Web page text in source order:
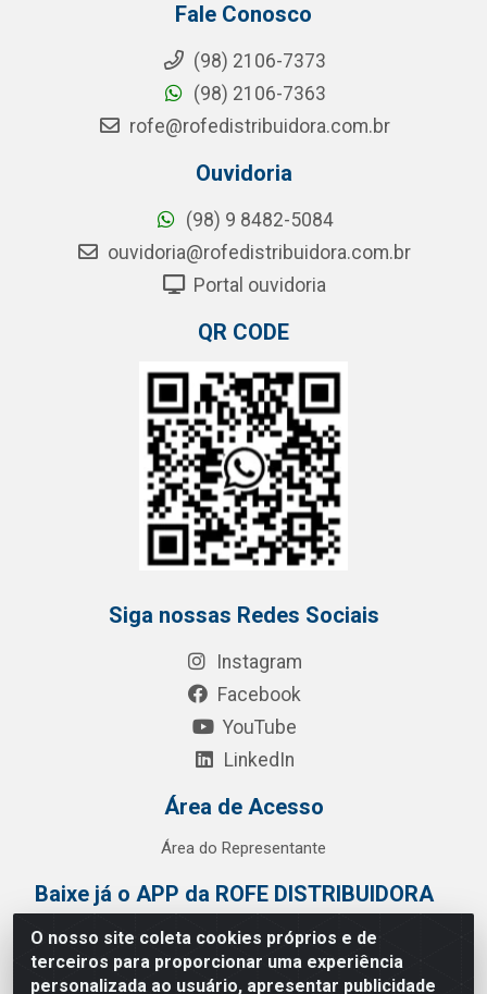
O nosso site coleta cookies próprios e de
terceiros para proporcionar uma experiência
personalizada ao usuário, apresentar publicidade
Fale Conosco
(98) 2106-7373
(98) 2106-7363
rofe@rofedistribuidora.com.br
Ouvidoria
(98) 9 8482-5084
ouvidoria@rofedistribuidora.com.br
Portal ouvidoria
QR CODE
Siga nossas Redes Sociais
Instagram
Facebook
YouTube
LinkedIn
Área de Acesso
Área do Representante
Baixe já o APP da ROFE DISTRIBUIDORA